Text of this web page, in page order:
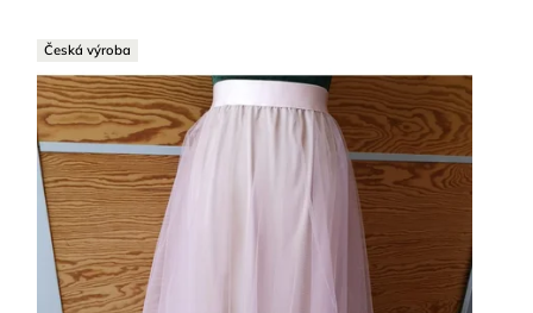
Česká výroba